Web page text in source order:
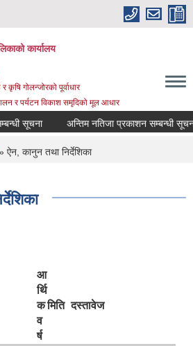
कार्यालय
कृषि गोलन्जोरको पूर्वाधार
र पर्यटन विकाश समृदिको मूल आधार
सूचना अन्तिम नतिजा प्रकाशन सम्बन्धी सूचना।
ऐन, कानुन तथा निर्देशिका
आ
र्थि
क
व
र्ष
मिति दस्तावेज